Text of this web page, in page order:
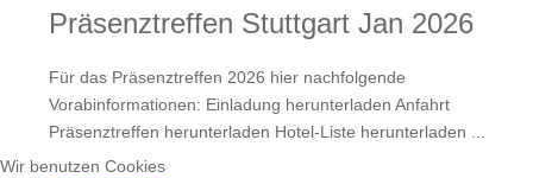
Präsenztreffen Stuttgart Jan 2026
Für das Präsenztreffen 2026 hier nachfolgende
Vorabinformationen: Einladung herunterladen Anfahrt
Präsenztreffen herunterladen Hotel-Liste herunterladen ...
Wir benutzen Cookies